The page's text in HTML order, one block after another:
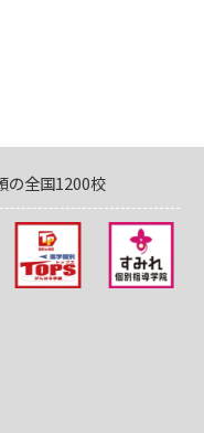
の全国1200校